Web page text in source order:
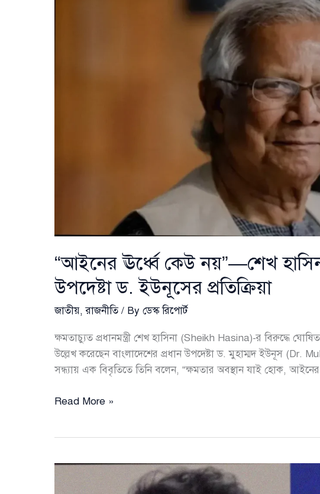
“আইনের ঊর্ধ্বে কেউ নয়”—শেখ
উপদেষ্টা ড. ইউনূসের প্রতিক্রিয়া
জাতীয়,রাজনীতি/ By ডেস্ক রিপোর্ট
ক্ষমতাচ্যুত প্রধানমন্ত্রী শেখ হাসিনা (Sheikh Hasina)-র বিরুদ্ধে
উল্লেখ করেছেন বাংলাদেশের প্রধান উপদেষ্টা ড. মুহাম্মদ ইউনূস (Dr.
সন্ধ্যায় এক বিবৃতিতে তিনি বলেন, “ক্ষমতার অবস্থান যাই হোক, আইনের
“আইনের
শেখ
হাসিনার
Read More »